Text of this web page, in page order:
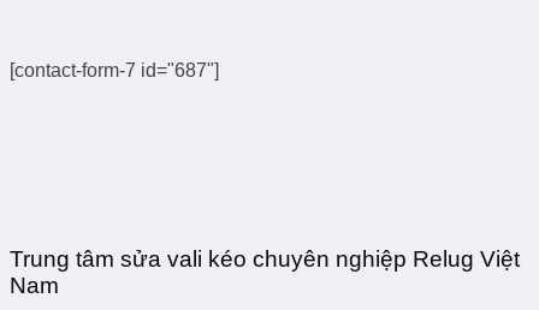
[contact-form-7 id="687"]
Trung tâm sửa vali kéo chuyên nghiệp Relug Việt
Nam